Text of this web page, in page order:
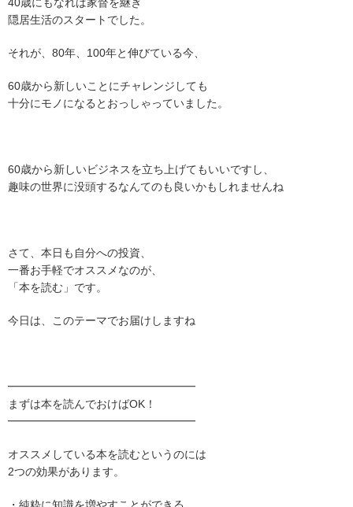
隠居生活のスタートでした。
それが、80年、100年と伸びている今、
60歳から新しいことにチャレンジしても
十分にモノになるとおっしゃっていました。
60歳から新しいビジネスを立ち上げてもいいですし、
趣味の世界に没頭するなんてのも良いかもしれませんね
さて、本日も自分への投資、
一番お手軽でオススメなのが、
「本を読む」です。
今日は、このテーマでお届けしますね
━━━━━━━━━━━━━━━━━
まずは本を読んでおけばOK！
━━━━━━━━━━━━━━━━━
オススメしている本を読むというのには
2つの効果があります。